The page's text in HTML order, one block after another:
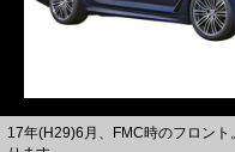
17年(H29)6月、FMC時のフロン